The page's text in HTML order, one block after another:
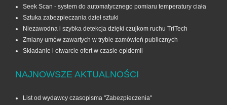
Seek Scan - system do automatycznego pomiaru temperatury ciała
Sztuka zabezpieczania dzieł sztuki
Niezawodna i szybka detekcja dzięki czujkom ruchu TriTech
Zmiany umów zawartych w trybie zamówień publicznych
Składanie i otwarcie ofert w czasie epidemii
NAJNOWSZE AKTUALNOŚCI
List od wydawcy czasopisma "Zabezpieczenia"